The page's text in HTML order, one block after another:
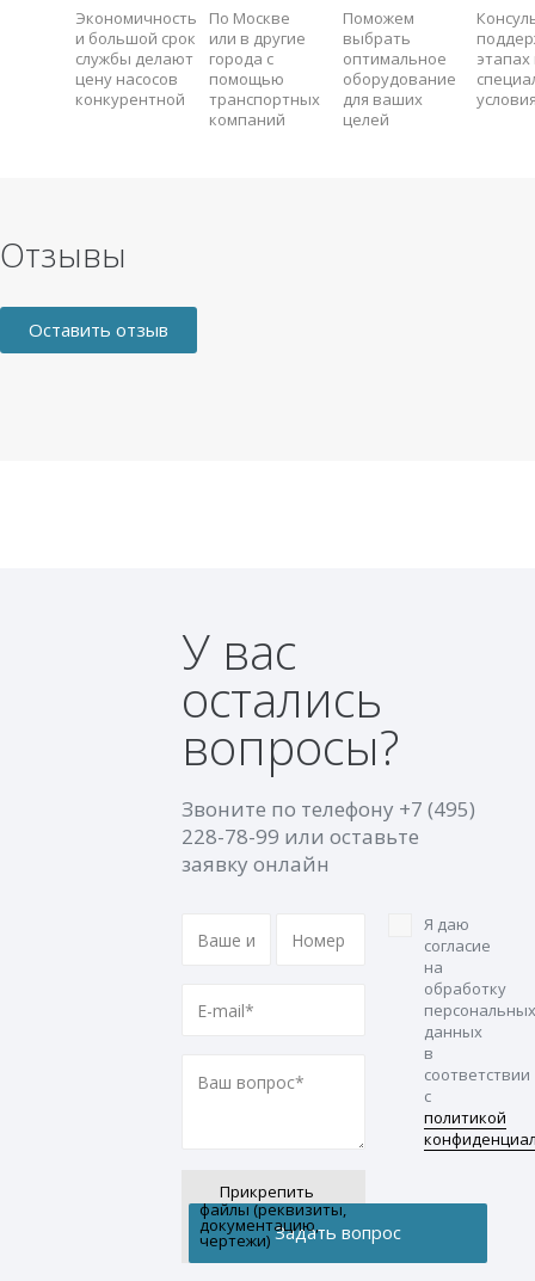
Экономичность
и большой срок
службы делают
цену насосов
конкурентной
По Москве
или в другие
города с
помощью
транспортных
компаний
Поможем
выбрать
оптимальное
оборудование
для ваших
целей
этапах
Отзывы
Оставить отзыв
У вас
остались
вопросы?
Звоните по телефону +7 (495)
228-78-99 или оставьте
заявку онлайн
Прикрепить
файлы (реквизиты,
документацию,
чертежи)
Я даю
согласие
на
обработку
персональных
данных
в
соответствии
с
политикой